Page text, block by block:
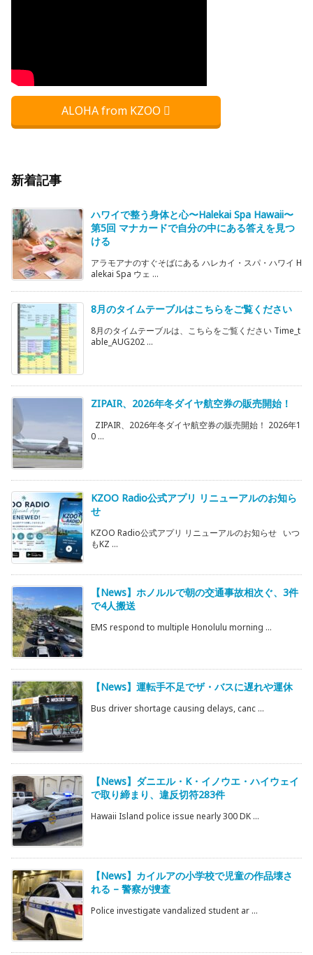
ALOHA from KZOO
新着記事
ハワイで整う身体と心〜Halekai Spa Hawaii〜
第5回 マナカードで自分の中にある答えを見つ
ける
アラモアナのすぐそばにある ハレカイ・スパ・ハワイ H
alekai Spa ウェ ...
8月のタイムテーブルはこちらをご覧ください
8月のタイムテーブルは、こちらをご覧ください Time_t
able_AUG202 ...
ZIPAIR、2026年冬ダイヤ航空券の販売開始！
ZIPAIR、2026年冬ダイヤ航空券の販売開始！ 2026年1
0 ...
KZOO Radio公式アプリ リニューアルのお知ら
せ
KZOO Radio公式アプリ リニューアルのお知らせ いつ
もKZ ...
【News】ホノルルで朝の交通事故相次ぐ、3件
で4人搬送
EMS respond to multiple Honolulu morning ...
【News】運転手不足でザ・バスに遅れや運休
Bus driver shortage causing delays, canc ...
【News】ダニエル・K・イノウエ・ハイウェイ
で取り締まり、違反切符283件
Hawaii Island police issue nearly 300 DK ...
【News】カイルアの小学校で児童の作品壊さ
れる – 警察が捜査
Police investigate vandalized student ar ...